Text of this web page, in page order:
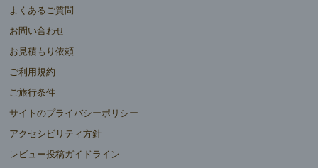
よくあるご質問
お問い合わせ
お見積もり依頼
ご利用規約
ご旅行条件
サイトのプライバシーポリシー
アクセシビリティ方針
レビュー投稿ガイドライン